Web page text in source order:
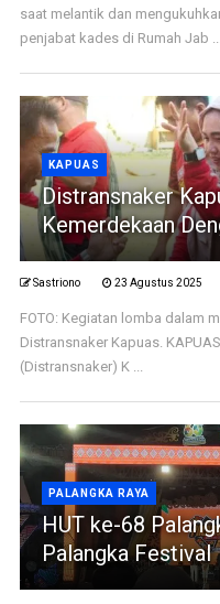
saat melantik dan
penjabat kades di Rumah Jab ...
KAPUAS
Distransnaker
Kemerdekaan
Sastriono 23 Agustus 2025
FOTO: Kegiatan lomba dalam
Distransnaker Kapuas.
(Distransnaker) K ...
PALANGKA RAYA
HUT ke-68
Palangka Festival